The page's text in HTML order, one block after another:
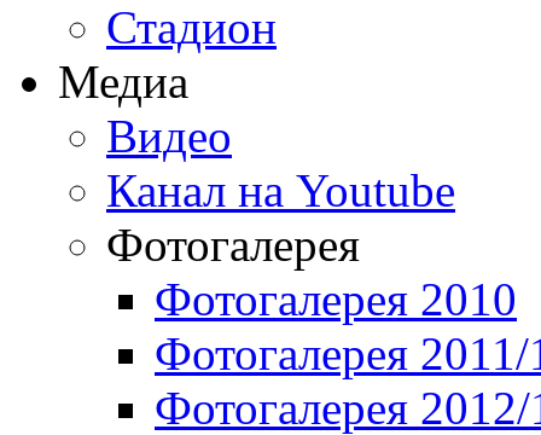
Стадион
Медиа
Видео
Канал на Youtube
Фотогалерея
Фотогалерея 2010
Фотогалерея 2011/
Фотогалерея